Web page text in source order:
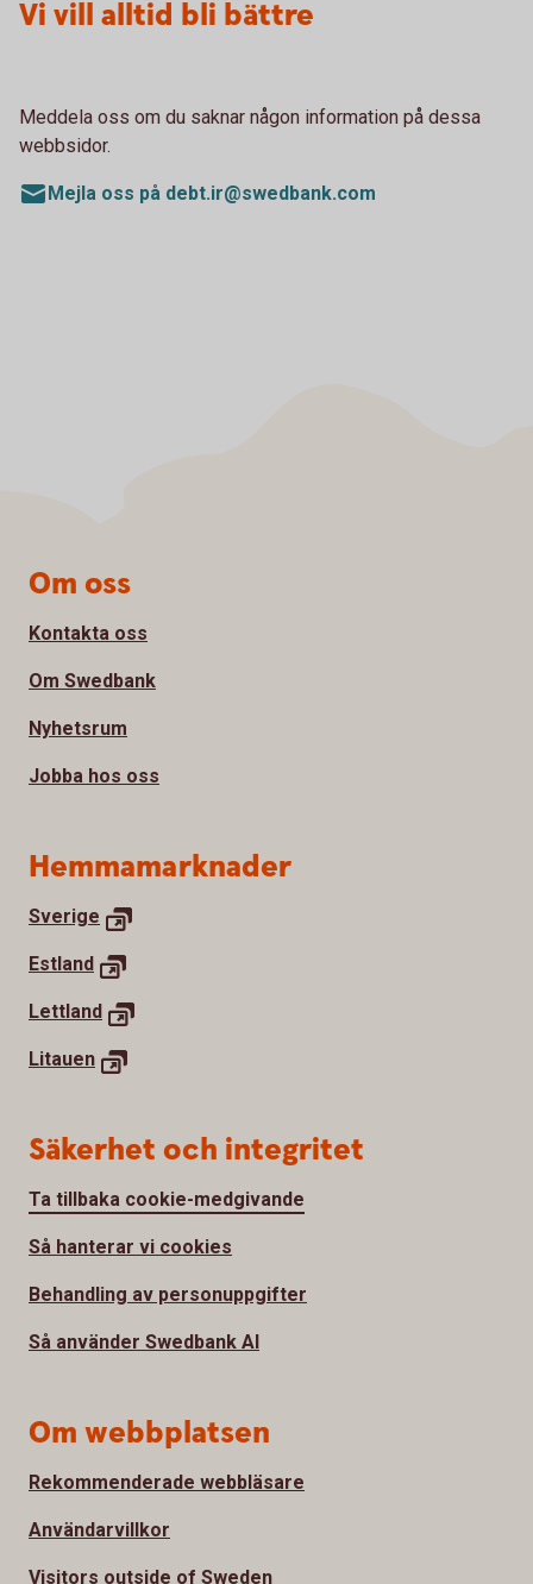
Vi vill alltid bli bättre
Meddela oss om du saknar någon information på dessa
webbsidor.
Mejla oss på debt.ir@swedbank.com
Sidfot
Om oss
Kontakta oss
Om Swedbank
Nyhetsrum
Jobba hos oss
Hemmamarknader
Sverige
Estland
Lettland
Litauen
Säkerhet och integritet
Ta tillbaka cookie-medgivande
Så hanterar vi cookies
Behandling av personuppgifter
Så använder Swedbank AI
Om webbplatsen
Rekommenderade webbläsare
Användarvillkor
Visitors outside of Sweden